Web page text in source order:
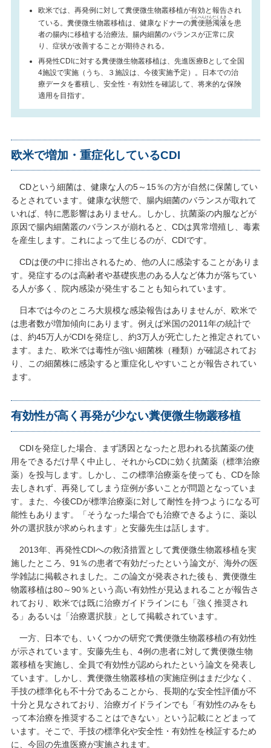
欧米では、再発例に対して糞便微生物叢移植が有効と報告され
ている。糞便微生物叢移植は、健康なドナーの糞便懸濁液
ふんべんけんだくえき
を患
者の腸内に移植する治療法。腸内細菌のバランスが正常に戻
り、症状が改善することが期待される。
再発性CDIに対する糞便微生物叢移植は、先進医療Bとして全国
4施設で実施（うち、３施設は、今後実施予定）。日本での治
療データを蓄積し、安全性・有効性を確認して、将来的な保険
適用を目指す。
欧米で増加・重症化しているCDI
CDという細菌は、健康な人の5～15％の方が自然に保菌してい
るとされています。健康な状態で、腸内細菌のバランスが取れて
いれば、特に悪影響はありません。しかし、抗菌薬の内服などが
原因で腸内細菌叢のバランスが崩れると、CDは異常増殖し、毒素
を産生します。これによって生じるのが、CDIです。
CDは便の中に排出されるため、他の人に感染することがありま
す。発症するのは高齢者や基礎疾患のある人など体力が落ちてい
る人が多く、院内感染が発生することも知られています。
日本では今のところ大規模な感染報告はありませんが、欧米で
は患者数が増加傾向にあります。例えば米国の2011年の統計で
は、約45万人がCDIを発症し、約3万人が死亡したと推定されてい
ます。また、欧米では毒性が強い細菌株（種類）が確認されてお
り、この細菌株に感染すると重症化しやすいことが報告されてい
ます。
有効性が高く再発が少ない糞便微生物叢移植
CDIを発症した場合、まず誘因となったと思われる抗菌薬の使
用をできるだけ早く中止し、それからCDに効く抗菌薬（標準治療
薬）を投与します。しかし、この標準治療薬を使っても、CDを除
去しきれず、再発してしまう症例が多いことが問題となっていま
す。また、今後CDが標準治療薬に対して耐性を持つようになる可
能性もあります。「そうなった場合でも治療できるように、薬以
外の選択肢が求められます」と安藤先生は話します。
2013年、再発性CDIへの救済措置として糞便微生物叢移植を実
施したところ、91％の患者で有効だったという論文が、海外の医
学雑誌に掲載されました。この論文が発表された後も、糞便微生
物叢移植は80～90％という高い有効性が見込まれることが報告さ
れており、欧米では既に治療ガイドラインにも「強く推奨され
る」あるいは「治療選択肢」として掲載されています。
一方、日本でも、いくつかの研究で糞便微生物叢移植の有効性
が示されています。安藤先生も、4例の患者に対して糞便微生物
叢移植を実施し、全員で有効性が認められたという論文を発表し
ています。しかし、糞便微生物叢移植の実施症例はまだ少なく、
手技の標準化も不十分であることから、長期的な安全性評価が不
十分と見なされており、治療ガイドラインでも「有効性のみをも
って本治療を推奨することはできない」という記載にとどまって
います。そこで、手技の標準化や安全性・有効性を検証するため
に、今回の先進医療が実施されます。